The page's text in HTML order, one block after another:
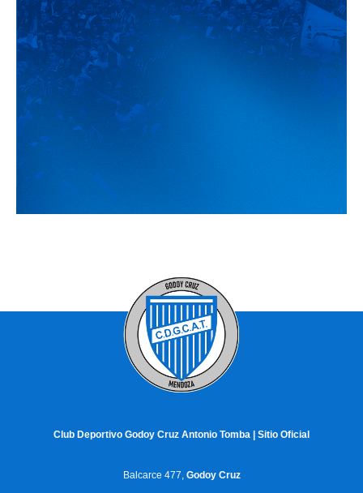
Club Deportivo Godoy Cruz Antonio Tomba | Sitio Oficial
Balcarce 477, Godoy Cruz